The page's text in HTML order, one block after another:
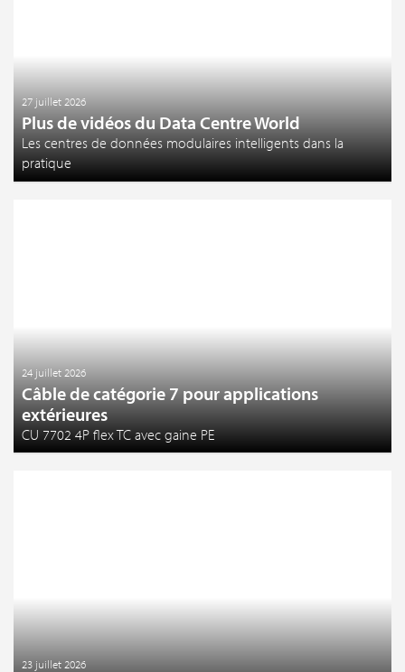
27 juillet 2026
Plus de vidéos du Data Centre World
Les centres de données modulaires intelligents dans la
pratique
24 juillet 2026
Câble de catégorie 7 pour applications
extérieures
CU 7702 4P flex TC avec gaine PE
23 juillet 2026